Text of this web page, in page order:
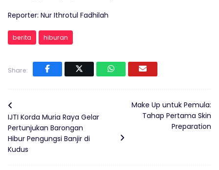
Reporter: Nur Ithrotul Fadhilah
berita hiburan
Share:
IJTI Korda Muria Raya Gelar
Pertunjukan Barongan
Hibur Pengungsi Banjir di
Kudus
Make Up untuk Pemula:
Tahap Pertama Skin
Preparation